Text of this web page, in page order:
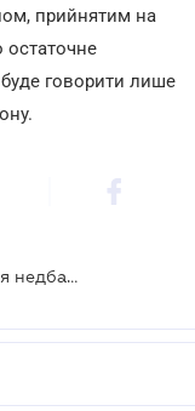
прийнятим на
остаточне
говорити лише
Законодавець значно ускладнив життя недбайливим аліментникам